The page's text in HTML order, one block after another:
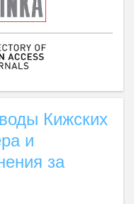
Кижских
и
за